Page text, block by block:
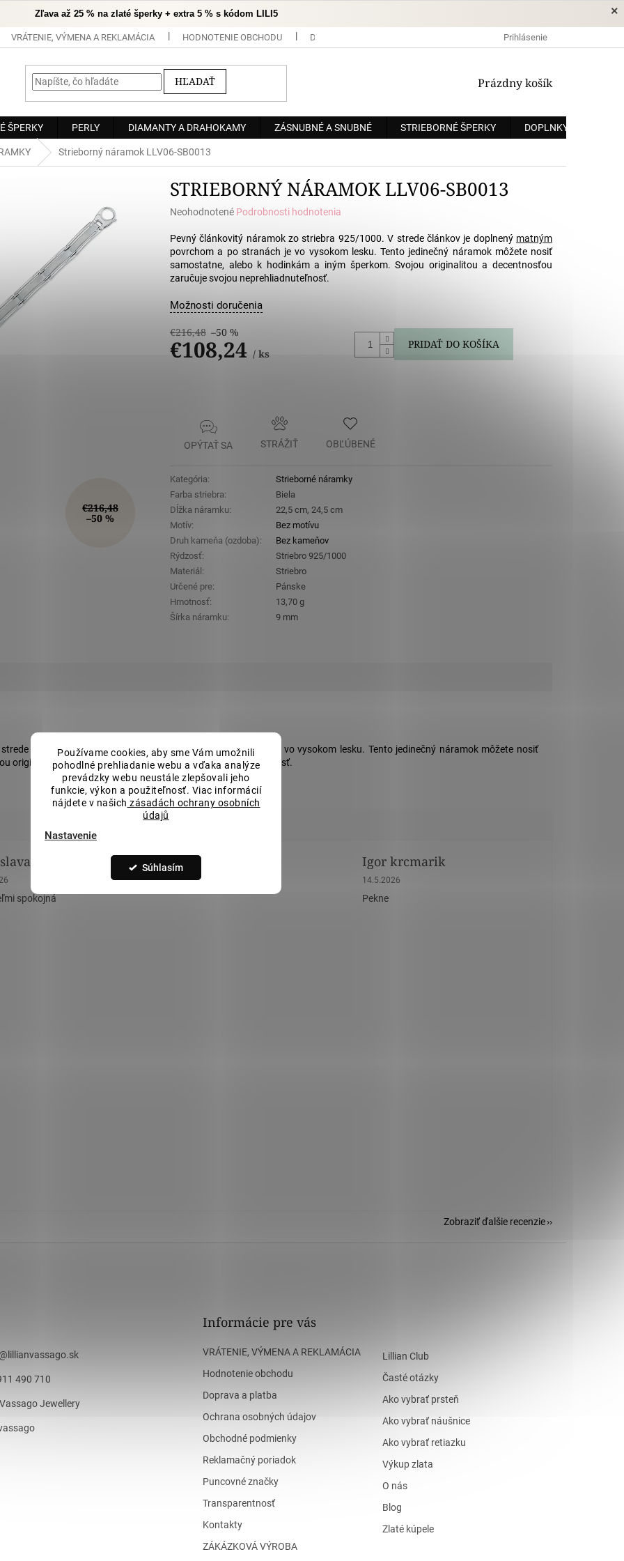
Používame cookies, aby sme Vám umožnili
pohodlné prehliadanie webu a vďaka analýze
prevádzky webu neustále zlepšovali jeho
funkcie, výkon a použiteľnosť. Viac informácií
nájdete v našich zásadách ochrany osobních
údajů
Nastavenie
Súhlasím
×
Zľava až 25 % na zlaté šperky + extra 5 % s kódom LILI5
VRÁTENIE, VÝMENA A REKLAMÁCIA HODNOTENIE OBCHODU DOPRAVA A PLATBA OCHRANA OSOBNÝCH ÚDAJOV
Prihlásenie
HĽADAŤ
NÁKUPNÝ
Prázdny košík
ŠPERKY PERLY DIAMANTY A DRAHOKAMY ZÁSNUBNÉ A SNUBNÉ STRIEBORNÉ ŠPERKY DOPLNKY
Strieborný náramok LLV06-SB0013
€216,48
–50 %
STRIEBORNÝ NÁRAMOK LLV06-SB0013
Priemerné
produktu
je
0,0
z
hviezdičiek.
Neohodnotené Podrobnosti hodnotenia
€216,48 –50 %
€108,24 / ks
Možnosti doručenia
PRIDAŤ DO KOŠÍKA
Pevný článkovitý náramok zo striebra 925/1000. V strede článkov je doplnený matným
povrchom a po stranách je vo vysokom lesku. Tento jedinečný náramok môžete nosiť
samostatne, alebo k hodinkám a iným šperkom. Svojou originalitou a decentnosťou
zaručuje svojou neprehliadnuteľnosť.
OPÝTAŤ SA STRÁŽIŤ OBĽÚBENÉ
Kategória:
Strieborné náramky
Farba striebra:
Biela
Dĺžka náramku:
22,5 cm, 24,5 cm
Motív:
Bez motívu
Druh kameňa (ozdoba):
Bez kameňov
Rýdzosť:
Striebro 925/1000
Materiál :
Striebro
Určené pre:
Pánske
Hmotnosť:
13,70 g
Šírka náramku: 9 mm
článkov je doplnenýmatnýmpovrchom a po stranách je vo vysokom lesku. Tento jedinečný náramok môžete nosiť
originalitou a decentnosťou zaručuje svojou neprehliadnuteľnosť.
Remová
obchodu je 5 z 5 hviezdičiek.
spokojná
Eva Tomášková
Hodnotenie obchodu je 5 z 5 hviezdičiek.
23.5.2026
Igor krcmarik
Hodnotenie obchodu je 5 z 5 hviezdičiek.
14.5.2026
Pekne
Zobraziť ďalšie recenzie
@ lillianvassago.sk
490 710
Jewellery
Informácie pre vás
VRÁTENIE, VÝMENA A REKLAMÁCIA
Hodnotenie obchodu
Doprava a platba
Ochrana osobných údajov
Obchodné podmienky
Reklamačný poriadok
Puncovné značky
Transparentnosť
Kontakty
ZÁKÁZKOVÁ VÝROBA
Lillian Club
Časté otázky
Ako vybrať prsteň
Ako vybrať náušnice
Ako vybrať retiazku
Výkup zlata
O nás
Blog
Zlaté kúpele